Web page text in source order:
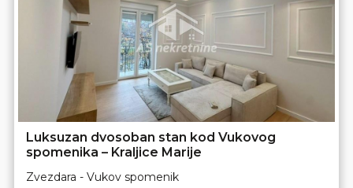
Luksuzan dvosoban stan kod Vukovog
spomenika – Kraljice Marije
Zvezdara - Vukov spomenik